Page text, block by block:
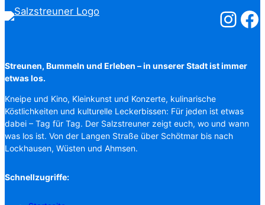
Streunen, Bummeln und Erleben – in unserer Stadt ist immer
etwas los.
Kneipe und Kino, Kleinkunst und Konzerte, kulinarische
Köstlichkeiten und kulturelle Leckerbissen: Für jeden ist etwas
dabei – Tag für Tag. Der Salzstreuner zeigt euch, wo und wann
was los ist. Von der Langen Straße über Schötmar bis nach
Lockhausen, Wüsten und Ahmsen.
Schnellzugriffe: